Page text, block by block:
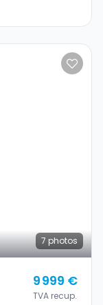
7 photos
9 999 €
TVA recup.